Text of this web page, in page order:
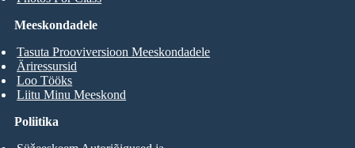
Meeskondadele
Tasuta Prooviversioon Meeskondadele
Äriressursid
Loo Tööks
Liitu Minu Meeskond
Poliitika